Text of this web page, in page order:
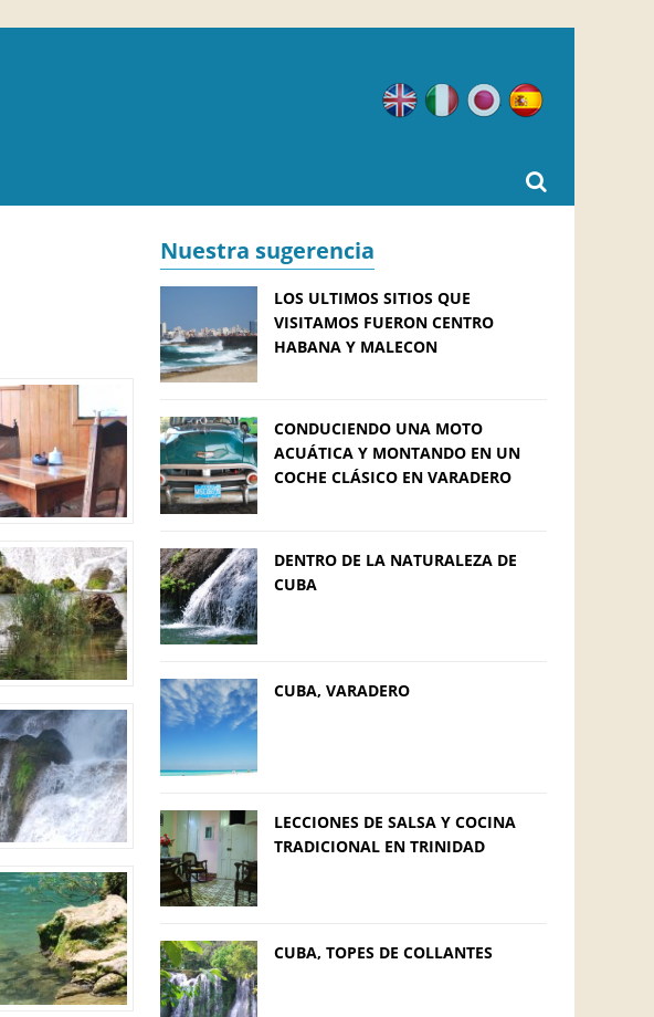
Inglés ItalianoJaponés
Nuestra sugerencia
LOS ULTIMOS SITIOS QUE
VISITAMOS FUERON CENTRO
HABANA Y MALECON
CONDUCIENDO UNA MOTO
ACUÁTICA Y MONTANDO EN UN
COCHE CLÁSICO EN VARADERO
DENTRO DE LA NATURALEZA DE
CUBA
CUBA, VARADERO
LECCIONES DE SALSA Y COCINA
TRADICIONAL EN TRINIDAD
CUBA, TOPES DE COLLANTES